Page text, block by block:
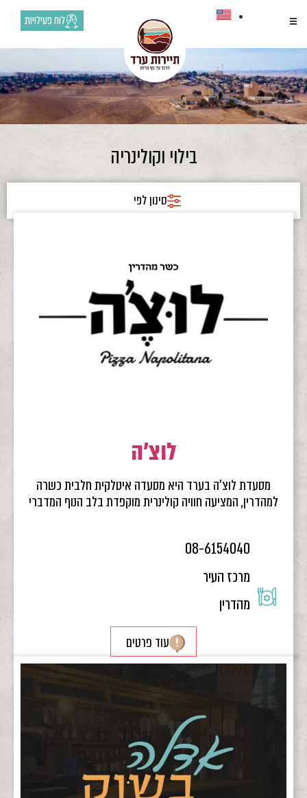
לוח פעילויות
בילוי וקולינריה
סינון לפי
לוצ'ה
מסעדת לוצ'ה בערד היא מסעדה איטלקית חלבית כשרה
למהדרין, המציעה חוויה קולינרית מוקפדת בלב הנוף המדברי
08-6154040
מרכז העיר
מהדרין
עוד פרטים